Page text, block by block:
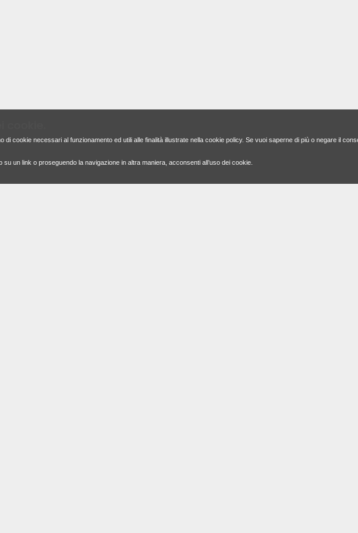
cookie necessari al funzionamento ed utili alle finalità illustrate nella cookie policy. Se vuoi saperne di più o negare il
un link o proseguendo la navigazione in altra maniera, acconsenti all’uso dei cookie.